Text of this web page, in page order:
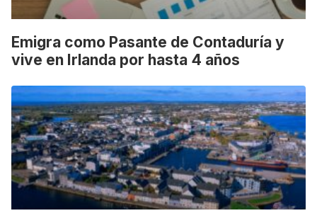
Emigra como Pasante de Contaduría y
vive en Irlanda por hasta 4 años